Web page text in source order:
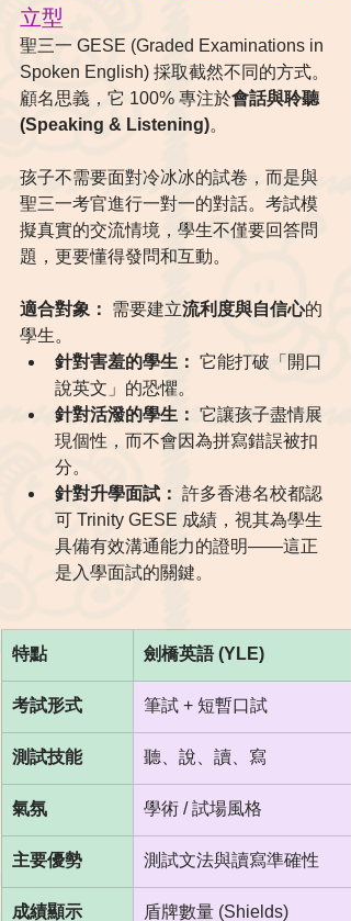
立型
聖三一 GESE (Graded Examinations in
Spoken English) 採取截然不同的方式。
顧名思義，它 100% 專注於會話與聆聽
(Speaking & Listening)。
孩子不需要面對冷冰冰的試卷，而是與
聖三一考官進行一對一的對話。考試模
擬真實的交流情境，學生不僅要回答問
題，更要懂得發問和互動。
適合對象： 需要建立流利度與自信心的
學生。
針對害羞的學生： 它能打破「開口
說英文」的恐懼。
針對活潑的學生： 它讓孩子盡情展
現個性，而不會因為拼寫錯誤被扣
分。
針對升學面試： 許多香港名校都認
可 Trinity GESE 成績，視其為學生
具備有效溝通能力的證明——這正
是入學面試的關鍵。
特點 劍橋英語 (YLE)
考試形式 筆試 + 短暫口試
測試技能 聽、說、讀、寫
氣氛 學術 / 試場風格
主要優勢 測試文法與讀寫準確性
成績顯示 盾牌數量 (Shields)